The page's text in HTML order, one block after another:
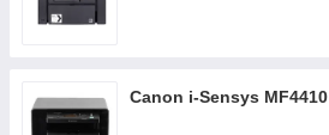
Canon i-Sensys MF4410